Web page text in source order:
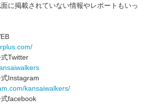
に掲載されていない情報やレポートもいっ
Twitter
Instagram
kansaiwalkers/
facebook